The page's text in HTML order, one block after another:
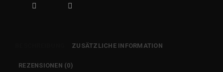
Menge
ZUSÄTZLICHE INFORMATION
REZENSIONEN (0)